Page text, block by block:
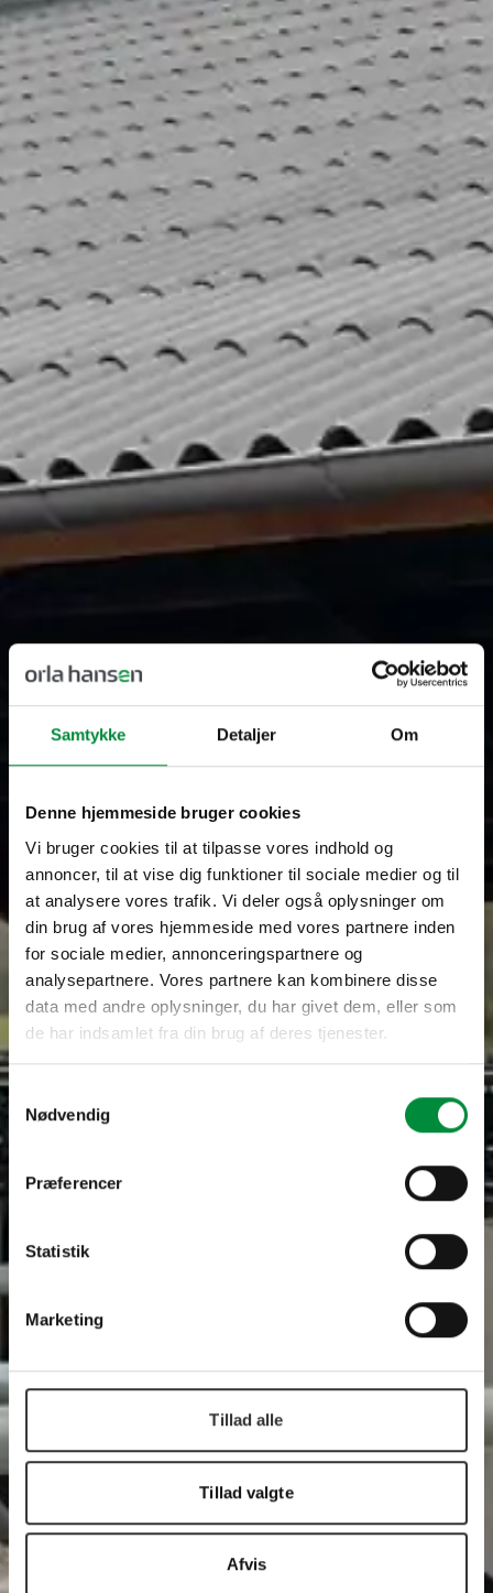
Samtykke Detaljer Om
Denne hjemmeside bruger cookies
Vi bruger cookies til at tilpasse vores indhold og
annoncer, til at vise dig funktioner til sociale medier og til
at analysere vores trafik. Vi deler også oplysninger om
din brug af vores hjemmeside med vores partnere inden
for sociale medier, annonceringspartnere og
analysepartnere. Vores partnere kan kombinere disse
data med andre oplysninger, du har givet dem, eller som
de har indsamlet fra din brug af deres tjenester.
Samtykkevalg
Nødvendig
Præferencer
Statistik
Marketing
Tillad alle
Tillad valgte
Afvis